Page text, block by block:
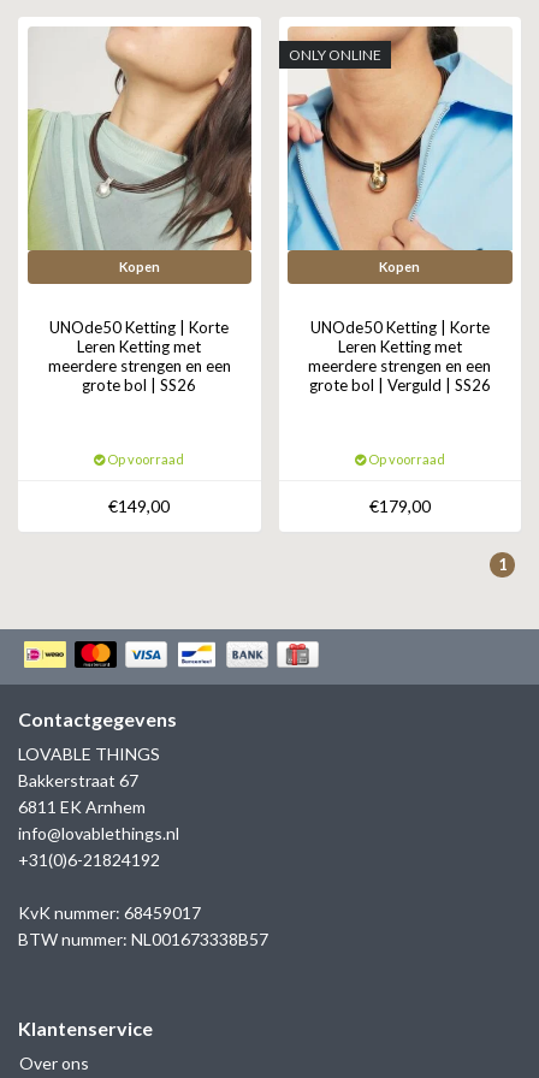
YMALA
REBEL & ROSE
SILK | SALE
KARMA
KAPTEN & SON
SER INTREPIDA | SS25
HORLOGE
SALE
CADEAU MAN
CADEAUTJES TOT € 50
CADEAUTJES TOT € 100
CADEAUTJES VANAF € 100
Kopen
UNOde50 Ketting | Korte
Leren Ketting met
meerdere strengen en een
grote bol | SS26
Op voorraad
€149,00
ONLY ONLINE
Kopen
UNOde50 Ketting | Korte
Leren Ketting met
meerdere strengen en een
grote bol | Verguld | SS26
Op voorraad
€179,00
1
Contactgegevens
LOVABLE THINGS
Bakkerstraat 67
6811 EK Arnhem
info@lovablethings.nl
+31(0)6-21824192
KvK nummer: 68459017
BTW nummer: NL001673338B57
Klantenservice
Over ons